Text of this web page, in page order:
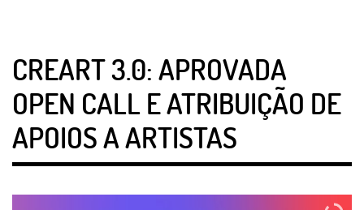
CREART 3.0: APROVADA
OPEN CALL E ATRIBUIÇÃO DE
APOIOS A ARTISTAS